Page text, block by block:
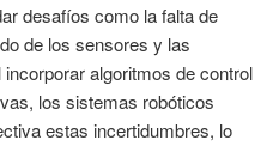
desafíos como la falta de
de los sensores y las
algoritmos de control
los sistemas robóticos
estas incertidumbres, lo